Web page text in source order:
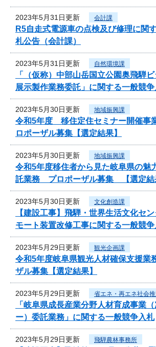
2023年5月31日更新 会計課
R5自走式電源車の点検及び修理に関
札公告（会計課）
2023年5月31日更新 自然環境課
「（仮称）中部山岳国立公園奥飛騨
展示製作業務委託」に関する一般競
2023年5月30日更新 地域振興課
令和5年度 移住定住セミナー開催
ロポーザル募集【選定結果】
2023年5月30日更新 地域振興課
令和5年度移住者から見た岐阜県の魅
託業務 プロポーザル募集 【選定結
2023年5月30日更新 文化創造課
【建設工事】飛騨・世界生活文化セ
モート装置改修工事に関する一般競
2023年5月29日更新 観光企画課
令和5年度岐阜県観光人材確保支援業
ザル募集【選定結果】
2023年5月29日更新 省エネ・再エネ社会
「岐阜県成長産業分野人材育成事業
ー）委託業務」に関する一般競争入札
2023年5月29日更新 飛騨農林事務所